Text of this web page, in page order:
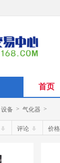
首页
设备 > 气化器 >
评论 价格